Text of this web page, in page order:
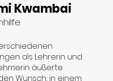
Kwambai
als Lehrerin und
äußerte
Wunsch, in einem